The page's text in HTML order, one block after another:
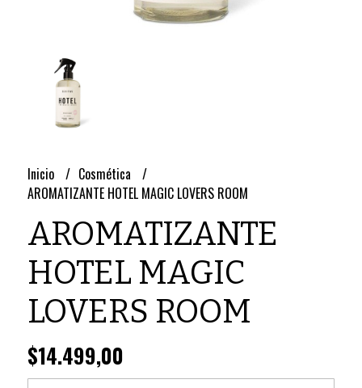
Inicio
Cosmética
AROMATIZANTE HOTEL MAGIC LOVERS ROOM
AROMATIZANTE
HOTEL MAGIC
LOVERS ROOM
$14.499,00